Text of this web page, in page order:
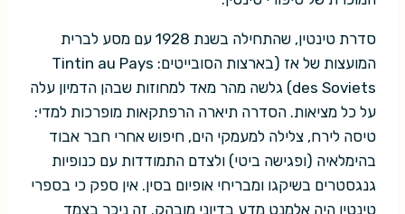
סדרת טינטין, שהתחילה בשנת 1928 עם מסע לברית
המועצות של אז (בארצות הסובייטים: Tintin au Pays
des Soviets) גלשה מהר מאד למחוזות שבהן הדמיון עלה
על כל מציאות. הסדרה תיארה הרפתקאות מופרכות למדי:
טיסה לירח, צלילה למעמקי הים, חיפוש אחרי חבר אבוד
בהימלאיה (ופגישה ביטי) ולצדם התמודדות עם כנופיות
גנגסטרים בשיקגו ומבריחי אופיום בסין. אין ספק כי בספרי
טינטין היה אלמנט מדע בדיוני מובהק. זה ניכר בצמד